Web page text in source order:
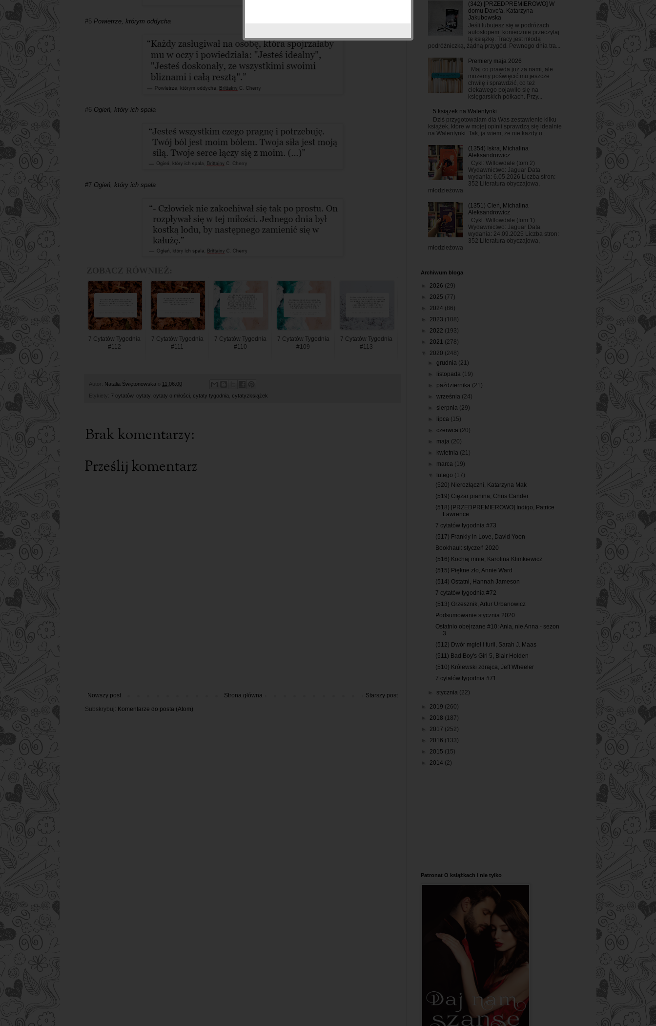
#5 Powietrze, którym oddycha
#6 Ogień, który ich spala
#7 Ogień, który ich spala
7 Cytatów Tygodnia
#112
7 Cytatów Tygodnia
#111
7 Cytatów Tygodnia
#110
7 Cytatów Tygodnia
#109
7 Cytatów Tygodnia
#113
Autor: Natalia Świętonowska 11:06:00
Etykiety: 7 cytatów, cytaty cytaty o miłości cytaty tygodnia cytatyzksiążek
Brak komentarzy:
Prześlij komentarz
Nowszy post Starszy post
Strona główna
Subskrybuj: Komentarze do posta (Atom)
(342) [PRZEDPREMIEROWO] W
domu Dave'a, Katarzyna
Jakubowska
Jeśli lubujesz się w podróżach
autostopem: koniecznie przeczytaj
tę książkę. Tracy jest młodą
podróżniczką, żądną przygód. Pewnego dnia tra...
Premiery maja 2026
Maj co prawda już za nami, ale
możemy poświęcić mu jeszcze
chwilę i sprawdzić, co też
ciekawego pojawiło się na
księgarskich półkach. Przy...
5 książek na Walentynki
Dziś przygotowałam dla Was zestawienie kilku
książek, które w mojej opinii sprawdzą się idealnie
na Walentynki. Tak, ja wiem, że nie każdy u...
(1354) Iskra, Michalina
Aleksandrowicz
Cykl: Willowdale (tom 2)
Wydawnictwo: Jaguar Data
wydania: 6.05.2026 Liczba stron:
352 Literatura obyczajowa,
młodzieżowa
(1351) Cień, Michalina
Aleksandrowicz
. Cykl: Willowdale (tom 1)
Wydawnictwo: Jaguar Data
wydania: 24.09.2025 Liczba stron:
352 Literatura obyczajowa,
młodzieżowa
Archiwum bloga
2026 (29)
2025 (77)
2024 (86)
2023 (108)
2022 (193)
2021 (278)
2020 (248)
►grudnia (21)
listopada (19)
października (21)
►września (24)
sierpnia (29)
lipca (15)
►czerwca (20)
maja (20)
kwietnia (21)
marca (19)
lutego (17)
(520) Nierozłączni, Katarzyna Mak
(519) Ciężar pianina, Chris Cander
(518) [PRZEDPREMIEROWO] Indigo, Patrice
Lawrence
7 cytatów tygodnia #73
(517) Frankly in Love, David Yoon
Bookhaul: styczeń 2020
(516) Kochaj mnie, Karolina Klimkiewicz
(515) Piękne zło, Annie Ward
(514) Ostatni, Hannah Jameson
7 cytatów tygodnia #72
(513) Grzesznik, Artur Urbanowicz
Podsumowanie stycznia 2020
Ostatnio obejrzane #10: Ania, nie Anna - sezon
3
(512) Dwór mgieł i furii, Sarah J. Maas
(511) Bad Boy's Girl 5, Blair Holden
(510) Królewski zdrajca, Jeff Wheeler
7 cytatów tygodnia #71
stycznia (22)
2019 (260)
2018 (187)
2017 (252)
2016 (133)
2015 (15)
2014 (2)
Patronat O książkach i nie tylko